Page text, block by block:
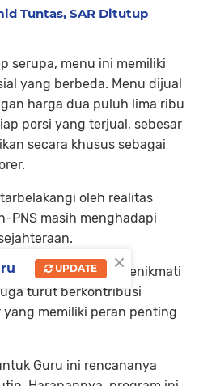
Tuntas, SAR Ditutup
serupa, menu ini memiliki
yang berbeda. Menu dijual
harga dua puluh lima ribu
porsi yang terjual, sebesar
secara khusus sebagai
oleh realitas
PNS masih menghadapi
tidak hanya menikmati
turut berkontribusi
memiliki peran penting
Guru ini rencananya
×
UPDATE